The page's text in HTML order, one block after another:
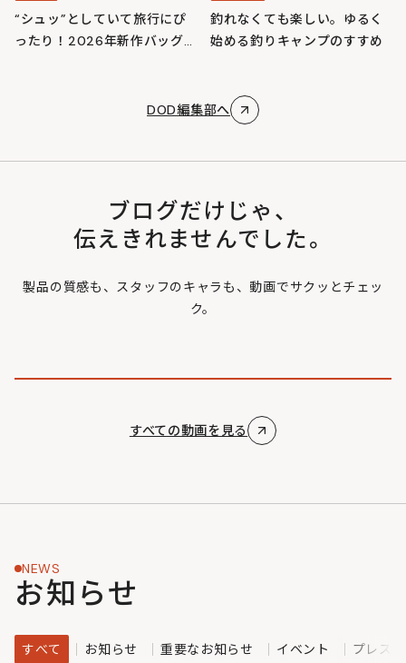
“シュッ”としていて旅行にぴ
ったり！2026年新作バッグ
釣れなくても楽しい。ゆるく
始める釣りキャンプのすすめ
DOD編集部へ
ブログだけじゃ、
伝えきれませんでした。
製品の質感も、スタッフのキャラも、動画でサクッとチェッ
ク。
すべての動画を見る
NEWS
お知らせ
すべて お知らせ 重要なお知らせ イベント プレス